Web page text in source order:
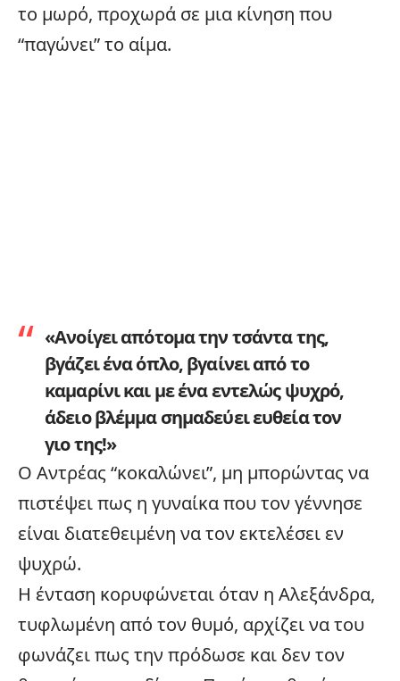
το μωρό, προχωρά σε μια κίνηση που
“παγώνει” το αίμα.
«Ανοίγει απότομα την τσάντα της,
βγάζει ένα όπλο, βγαίνει από το
καμαρίνι και με ένα εντελώς ψυχρό,
άδειο βλέμμα σημαδεύει ευθεία τον
γιο της!»
Ο Αντρέας “κοκαλώνει”, μη μπορώντας να
πιστέψει πως η γυναίκα που τον γέννησε
είναι διατεθειμένη να τον εκτελέσει εν
ψυχρώ.
Η ένταση κορυφώνεται όταν η Αλεξάνδρα,
τυφλωμένη από τον θυμό, αρχίζει να του
φωνάζει πως την πρόδωσε και δεν τον